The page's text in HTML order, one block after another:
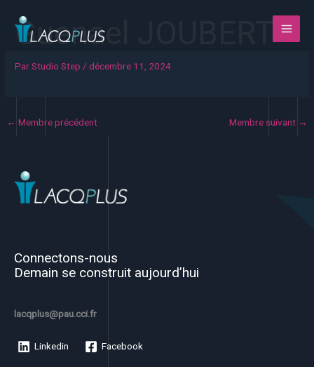
contenuGuenael JOUBERT
ParStudio Step /décembre 11, 2024
← Membre précédent Membre suivant →
Connectons-nous
Demain se construit aujourd’hui
lacqplus@pau.cci.fr
Linkedin Facebook